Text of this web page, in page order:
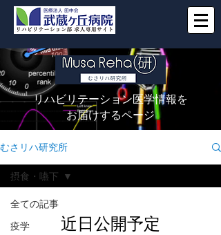
リハビリテーション医学情報を
お届けするページ
むさリハ研究所
全ての記事
疫学
摂食・嚥下
近日公開予定